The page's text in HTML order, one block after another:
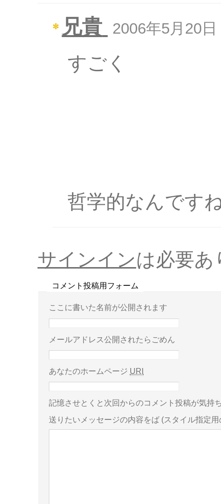
兄貴 2006年5月20
すごく
哲学的なんです
サインインは必要あ
コメント投稿用フォーム
ここに書いた名前が公開されます
メールアドレス公開されたらごめん
あなたのホームページ URI
記憶させとくと次回からのコメント投稿が気持
送りたいメッセージの内容をば (スタイル指定